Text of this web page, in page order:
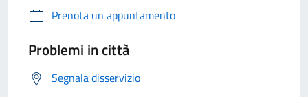
Prenota un appuntamento
Problemi in città
Segnala disservizio